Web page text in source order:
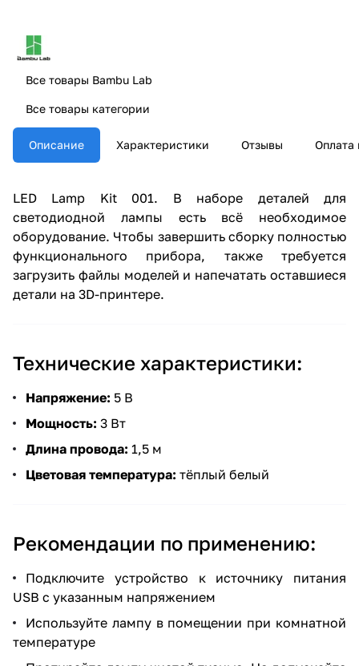
Все товары Bambu Lab
Все товары категории
Описание Характеристики Отзывы Оплата
LED Lamp Kit 001. В наборе деталей для
светодиодной лампы есть всё необходимое
оборудование. Чтобы завершить сборку полностью
функционального прибора, также требуется
загрузить файлы моделей и напечатать оставшиеся
детали на 3D-принтере.
Технические характеристики:
Напряжение: 5 В
Мощность: 3 Вт
Длина провода: 1,5 м
Цветовая температура: тёплый белый
Рекомендации по применению:
Подключите устройство к источнику питания
USB с указанным напряжением
Используйте лампу в помещении при комнатной
температуре